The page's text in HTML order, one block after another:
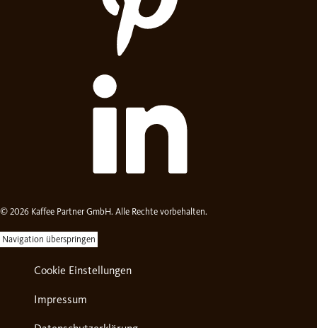
© 2026 Kaffee Partner GmbH. Alle Rechte vorbehalten.
Navigation überspringen
Cookie Einstellungen
Impressum